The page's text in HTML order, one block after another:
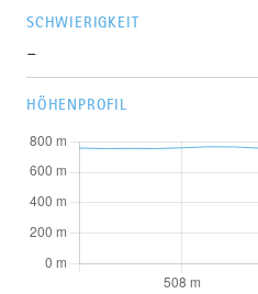
SCHWIERIGKEIT
-
HÖHENPROFIL